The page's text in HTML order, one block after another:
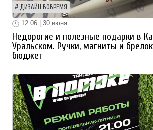
ДИЗАЙН ВОВРЕМЯ
12:06 | 30 июня
Недорогие и полезные подарки в
Уральском. Ручки, магниты и
бюджет